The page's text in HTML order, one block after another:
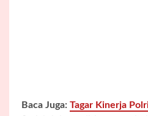
Baca Juga: Tagar Kinerja